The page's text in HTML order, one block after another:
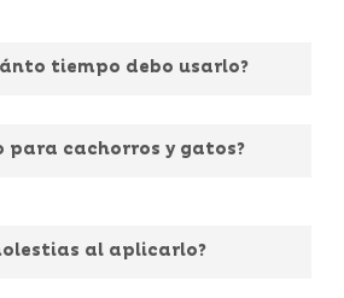
tiempo debo usarlo?
veterinaria.
para cachorros y gatos?
al aplicarlo?